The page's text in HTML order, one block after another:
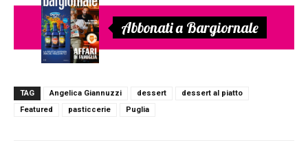
Abbonati a Bargiornale
TAG Angelica Giannuzzi dessert
dessert al piatto
Featured
pasticcerie Puglia